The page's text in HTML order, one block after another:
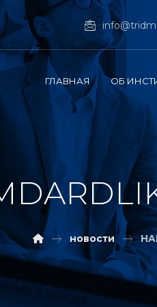
ГЛАВНАЯ ОБ
новости